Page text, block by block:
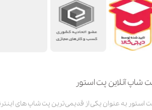
شاپ آنلاین پت استور